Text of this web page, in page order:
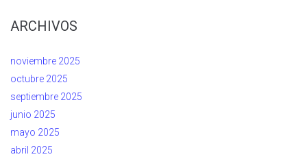
ARCHIVOS
noviembre 2025
octubre 2025
septiembre 2025
junio 2025
mayo 2025
abril 2025